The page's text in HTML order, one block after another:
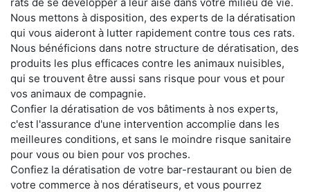
Nous mettons à disposition, des experts de la dératisation
qui vous aideront à lutter rapidement contre tous ces rats.
Nous bénéficions dans notre structure de dératisation, des
produits les plus efficaces contre les animaux nuisibles,
qui se trouvent être aussi sans risque pour vous et pour
vos animaux de compagnie.
Confier la dératisation de vos bâtiments à nos experts,
c'est l'assurance d'une intervention accomplie dans les
meilleures conditions, et sans le moindre risque sanitaire
pour vous ou bien pour vos proches.
Confiez la dératisation de votre bar-restaurant ou bien de
votre commerce à nos dératiseurs, et vous pourrez